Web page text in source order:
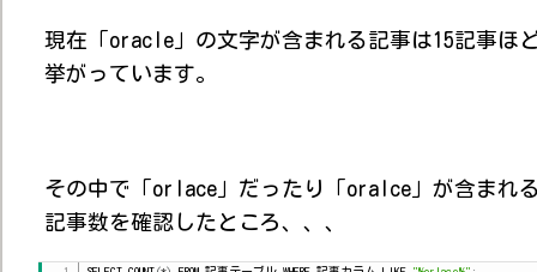
現在「oracle」の文字が含まれる記事は15記事ほ
挙がっています。
その中で「orlace」だったり「oralce」が含まれ
記事数を確認したところ、、、